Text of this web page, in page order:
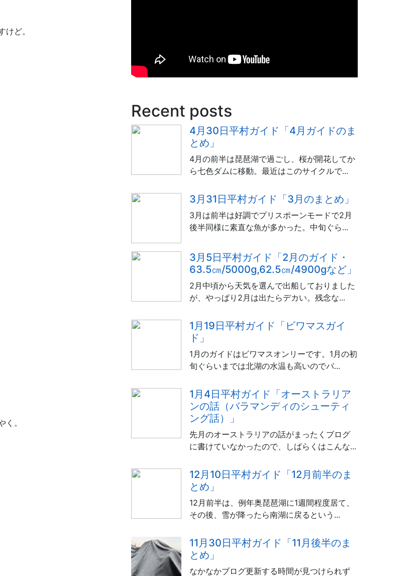
ど。
。
Recent posts
4月30日平村ガイド「4月ガイドのま
とめ」
4月の前半は琵琶湖で過ごし、桜が開花してか
ら七色ダムに移動。最近はこのサイクルで...
3月31日平村ガイド「3月のまとめ」
3月は前半は好調でプリスポーンモードで2月
後半同様に素直な魚が多かった。中旬ぐら...
3月5日平村ガイド「2月のガイド・
63.5㎝/5000g,62.5㎝/4900gなど」
2月中頃から天気を選んで出船しておりました
が、やっぱり2月は出たらデカい。残念な...
1月19日平村ガイド「ビワマスガイ
ド」
1月のガイドはビワマスオンリーです。1月の初
旬ぐらいまでは北湖の水温も高いのでバ...
1月4日平村ガイド「オーストラリア
ンの話（バラマンディのシューティ
ング話）」
先月のオーストラリアの話がまったくブログ
に書けていなかったので、しばらくはこんな...
12月10日平村ガイド「12月前半のま
とめ」
12月前半は、例年奥琵琶湖に1週間程度居て、
その後、雪が降ったら南湖に戻るという...
11月30日平村ガイド「11月後半のま
とめ」
なかなかブログ更新する時間が見つけられず